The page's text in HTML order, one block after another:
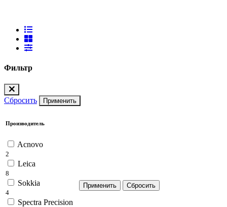
Фильтр
Сбросить Применить
Производитель
Acnovo
2
Leica
8
Sokkia
4
Spectra Precision